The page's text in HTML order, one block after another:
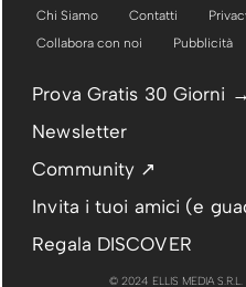
Chi Siamo Contatti
Collabora con noi
Pubblicità
Prova Gratis 30 Giorni →
Newsletter
Community ↗
Invita i tuoi amici (e
Regala DISCOVER
© 2024 ELLIS MEDIA